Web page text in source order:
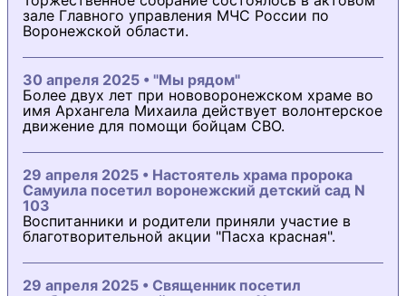
зале Главного управления МЧС России по
Воронежской области.
30 апреля 2025 • "Мы рядом"
Более двух лет при нововоронежском храме во
имя Архангела Михаила действует волонтерское
движение для помощи бойцам СВО.
29 апреля 2025 • Настоятель храма пророка
Самуила посетил воронежский детский сад N
103
Воспитанники и родители приняли участие в
благотворительной акции "Пасха красная".
29 апреля 2025 • Священник посетил